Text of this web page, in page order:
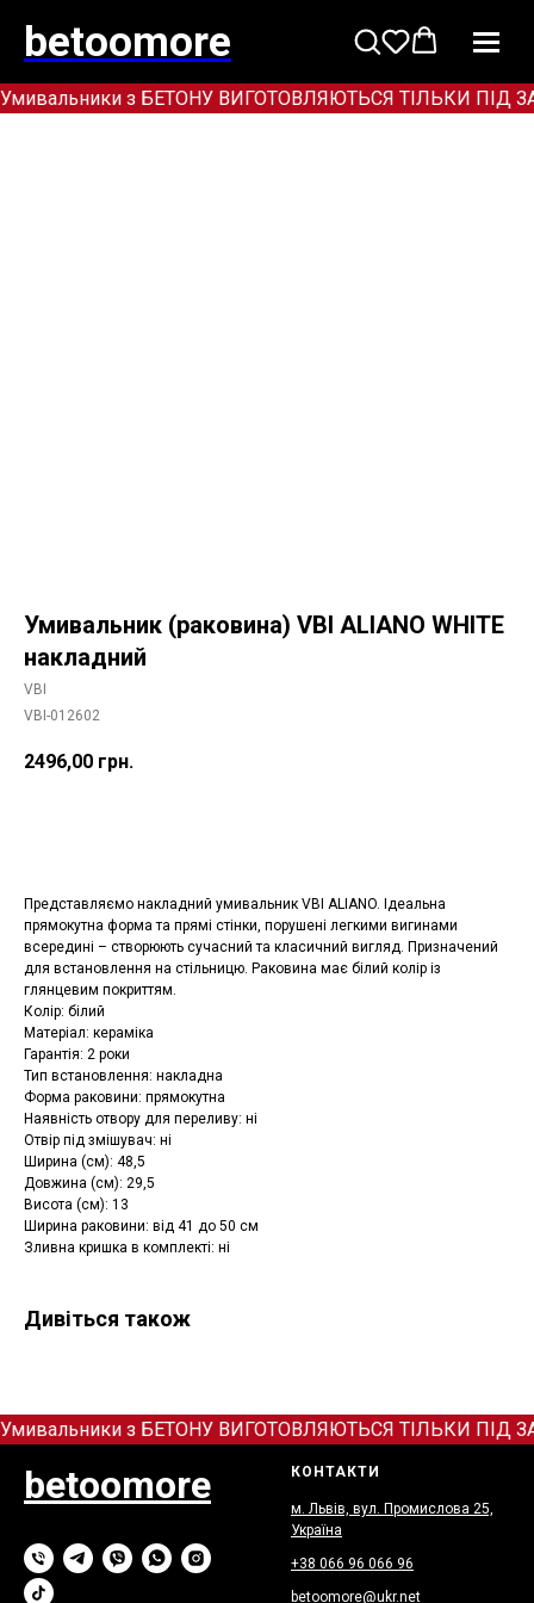
betoomore
з БЕТОНУ ВИГОТОВЛЯЮТЬСЯ ТІЛЬКИ ПІД
Умивальник (раковина) VBI ALIANO WHITE
накладний
VBI
VBI-012602
2496,00 грн.
Представляємо накладний умивальник VBI ALIANO. Ідеальна
прямокутна форма та прямі стінки, порушені легкими вигинами
всередині – створюють сучасний та класичний вигляд. Призначений
для встановлення на стільницю. Раковина має білий колір із
глянцевим покриттям.
Колір: білий
Матеріал: кераміка
Гарантія: 2 роки
Тип встановлення: накладна
Форма раковини: прямокутна
Наявність отвору для переливу: ні
Отвір під змішувач: ні
Ширина (см): 48,5
Довжина (см): 29,5
Висота (см): 13
Ширина раковини: від 41 до 50 см
Зливна кришка в комплекті: ні
Дивіться також
з БЕТОНУ ВИГОТОВЛЯЮТЬСЯ ТІЛЬКИ ПІД
betoomore КОНТАКТИ
м. Львів, вул. Промислова 25,
Україна
+38 066 96 066 96
betoomore@ukr.net